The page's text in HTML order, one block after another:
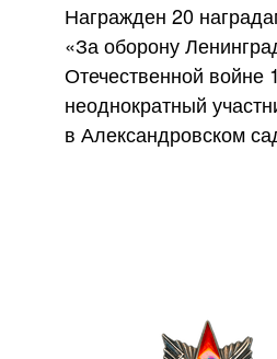
Награжден 20
«За оборону
Отечественной войне
неоднократный
в Александровском